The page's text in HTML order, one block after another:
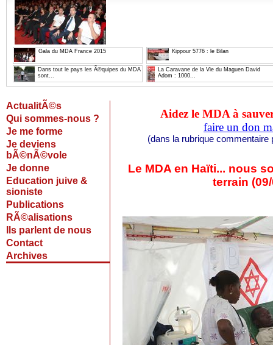
Gala du MDA France 2015 Kippour 5776 : le Bilan
Dans tout le pays les Ã©quipes du MDA
sont...
La Caravane de la Vie du Maguen David
Adom : 1000...
ActualitÃ©s
Qui sommes-nous ?
Je me forme
Je deviens
bÃ©nÃ©vole
Je donne
Education juive &
sioniste
Publications
RÃ©alisations
Ils parlent de nous
Contact
Archives
Aidez le MDA à
faire un don
(dans la rubrique commentaire
Le MDA en Haïti... nous
terrain